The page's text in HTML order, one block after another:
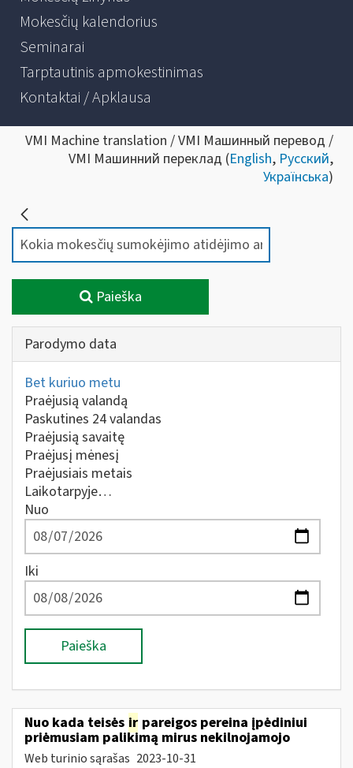
Mokesčių kalendorius
Seminarai
Tarptautinis apmokestinimas
Kontaktai / Apklausa
VMI Machine translation / VMI Машинный перевод /
VMI Машинний переклад (English, Русский,
Українська)
Paieška
Parodymo data
Bet kuriuo metu
Praėjusią valandą
Paskutines 24 valandas
Praėjusią savaitę
Praėjusį mėnesį
Praėjusiais metais
Laikotarpyje…
Nuo
Iki
Paieška
Nuo kada teisės ir pareigos pereina įpėdiniui
priėmusiam palikimą mirus nekilnojamojo
Web turinio sąrašas 2023-10-31